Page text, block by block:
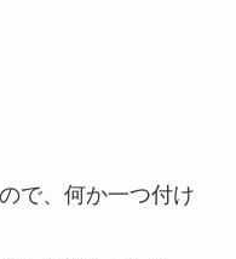
で、何か一つ付け